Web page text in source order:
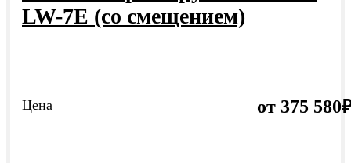
LW-7E (со смещением)
Цена от 375